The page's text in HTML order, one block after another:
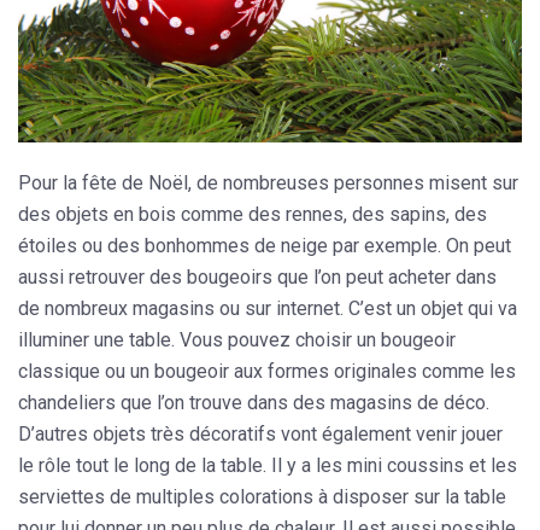
Pour la fête de Noël, de nombreuses personnes misent sur
des objets en bois comme des rennes, des sapins, des
étoiles ou des bonhommes de neige par exemple. On peut
aussi retrouver des bougeoirs que l’on peut acheter dans
de nombreux magasins ou sur internet. C’est un objet qui va
illuminer une table. Vous pouvez choisir un bougeoir
classique ou un bougeoir aux formes originales comme les
chandeliers que l’on trouve dans des magasins de déco.
D’autres objets très décoratifs vont également venir jouer
le rôle tout le long de la table. Il y a les mini coussins et les
serviettes de multiples colorations à disposer sur la table